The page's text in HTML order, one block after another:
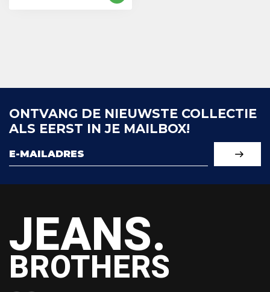
ONTVANG DE NIEUWSTE COLLECTIE
ALS EERST IN JE MAILBOX!
JEANS.
BROTHERS